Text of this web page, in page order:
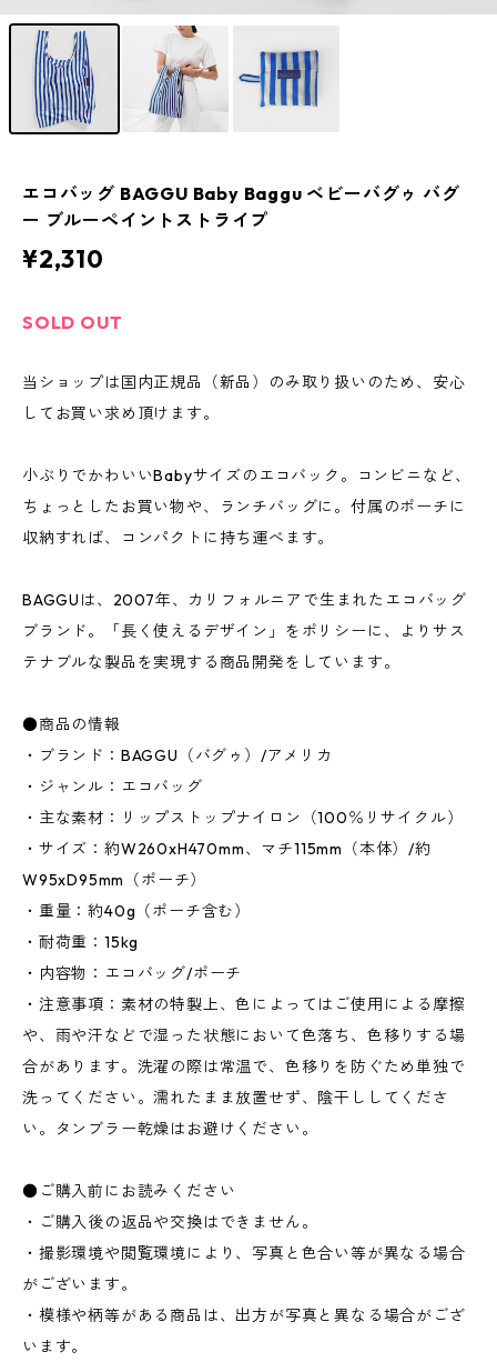
エコバッグ BAGGU Baby Baggu ベビーバグゥ バグ
ー ブルーペイントストライプ
¥2,310
SOLD OUT
当ショップは国内正規品（新品）のみ取り扱いのため、安心
してお買い求め頂けます。
小ぶりでかわいいBabyサイズのエコバック。コンビニなど、
ちょっとしたお買い物や、ランチバッグに。付属のポーチに
収納すれば、コンパクトに持ち運べます。
BAGGUは、2007年、カリフォルニアで生まれたエコバッグ
ブランド。「長く使えるデザイン」をポリシーに、よりサス
テナブルな製品を実現する商品開発をしています。
●商品の情報
・ブランド：BAGGU（バグゥ）/アメリカ
・ジャンル：エコバッグ
・主な素材：リップストップナイロン（100％リサイクル）
・サイズ：約W260xH470mm、マチ115mm（本体）/約
W95xD95mm（ポーチ）
・重量：約40g（ポーチ含む）
・耐荷重：15kg
・内容物：エコバッグ/ポーチ
・注意事項：素材の特製上、色によってはご使用による摩擦
や、雨や汗などで湿った状態において色落ち、色移りする場
合があります。洗濯の際は常温で、色移りを防ぐため単独で
洗ってください。濡れたまま放置せず、陰干ししてくださ
い。タンブラー乾燥はお避けください。
●ご購入前にお読みください
・ご購入後の返品や交換はできません。
・撮影環境や閲覧環境により、写真と色合い等が異なる場合
がございます。
・模様や柄等がある商品は、出方が写真と異なる場合がござ
います。